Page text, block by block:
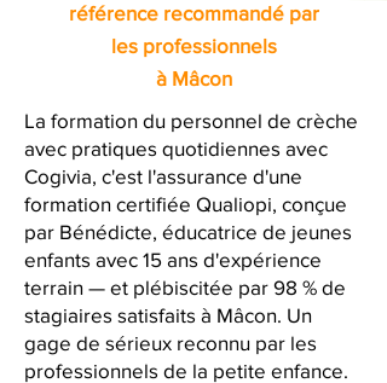
référence recommandé par
les professionnels
à Mâcon
La formation du personnel de crèche
avec pratiques quotidiennes avec
Cogivia, c'est l'assurance d'une
formation certifiée Qualiopi, conçue
par Bénédicte, éducatrice de jeunes
enfants avec 15 ans d'expérience
terrain — et plébiscitée par 98 % de
stagiaires satisfaits à Mâcon. Un
gage de sérieux reconnu par les
professionnels de la petite enfance.